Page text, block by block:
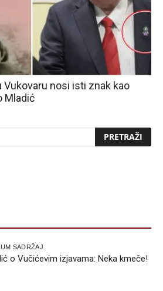
Vukovaru nosi isti znak kao
Mladić
SADRŽAJ
o Vučićevim izjavama: Neka kmeče!